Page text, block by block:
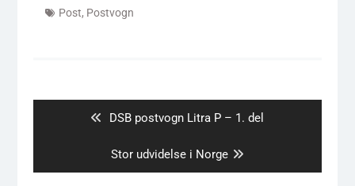
Post, Postvogn
Previous
DSB postvogn Litra P – 1. del
Next
post:
Stor udvidelse i Norge